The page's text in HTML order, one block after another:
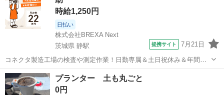
時給1,250円
日払い
株式会社BREXA Next
茨城県 静駅
提携サイト 7月21日
コネクタ製造工場の検査や測定作業！日勤専属＆土日祝休み＆年間休
日128日★クリーンルーム内作業★マイカー通勤OK＆無料駐車場あり
★就業先食堂利用可！日払い制度あり！《茨城県常陸大宮市》 人気の
工場のお仕事 ◇コネクタ製造工...
茨城 常陸大宮市 静駅 その他
プランター 土も丸ごと
0円